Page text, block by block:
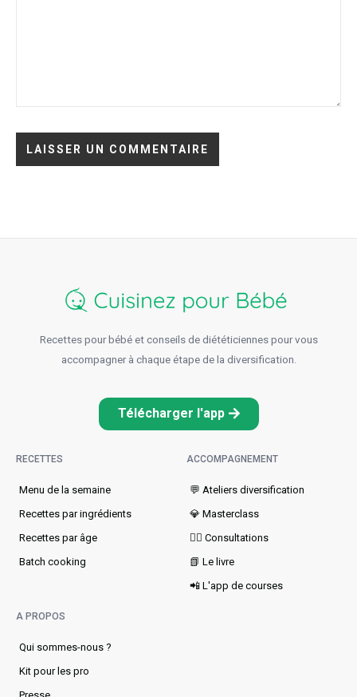
Recettes pour bébé et conseils de diététiciennes pour vous
accompagner à chaque étape de la diversification.
Télécharger l'app
RECETTES
Menu de la semaine​
Recettes par ingrédients
Recettes par âge
Batch cooking
ACCOMPAGNEMENT
💬 Ateliers diversification
💎 Masterclass
👩‍⚕️ Consultations
📗 Le livre
📲 L'app de courses
A PROPOS
Qui sommes-nous ?
Kit pour les pro